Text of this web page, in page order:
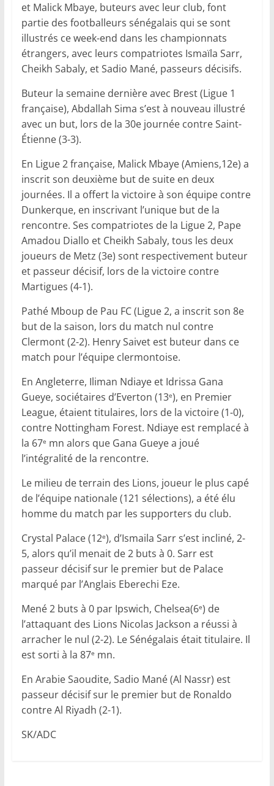
et Malick Mbaye, buteurs avec leur club, font
partie des footballeurs sénégalais qui se sont
illustrés ce week-end dans les championnats
étrangers, avec leurs compatriotes Ismaïla Sarr,
Cheikh Sabaly, et Sadio Mané, passeurs décisifs.
Buteur la semaine dernière avec Brest (Ligue 1
française), Abdallah Sima s’est à nouveau illustré
avec un but, lors de la 30e journée contre Saint-
Étienne (3-3).
En Ligue 2 française, Malick Mbaye (Amiens,12e) a
inscrit son deuxième but de suite en deux
journées. Il a offert la victoire à son équipe contre
Dunkerque, en inscrivant l’unique but de la
rencontre. Ses compatriotes de la Ligue 2, Pape
Amadou Diallo et Cheikh Sabaly, tous les deux
joueurs de Metz (3e) sont respectivement buteur
et passeur décisif, lors de la victoire contre
Martigues (4-1).
Pathé Mboup de Pau FC (Ligue 2, a inscrit son 8e
but de la saison, lors du match nul contre
Clermont (2-2). Henry Saivet est buteur dans ce
match pour l’équipe clermontoise.
En Angleterre, Iliman Ndiaye et Idrissa Gana
Gueye, sociétaires d’Everton (13e), en Premier
League, étaient titulaires, lors de la victoire (1-0),
contre Nottingham Forest. Ndiaye est remplacé à
la 67e mn alors que Gana Gueye a joué
l’intégralité de la rencontre.
Le milieu de terrain des Lions, joueur le plus capé
de l’équipe nationale (121 sélections), a été élu
homme du match par les supporters du club.
Crystal Palace (12e), d’Ismaila Sarr s’est incliné, 2-
5, alors qu’il menait de 2 buts à 0. Sarr est
passeur décisif sur le premier but de Palace
marqué par l’Anglais Eberechi Eze.
Mené 2 buts à 0 par Ipswich, Chelsea(6e) de
l’attaquant des Lions Nicolas Jackson a réussi à
arracher le nul (2-2). Le Sénégalais était titulaire. Il
est sorti à la 87e mn.
En Arabie Saoudite, Sadio Mané (Al Nassr) est
passeur décisif sur le premier but de Ronaldo
contre Al Riyadh (2-1).
SK/ADC